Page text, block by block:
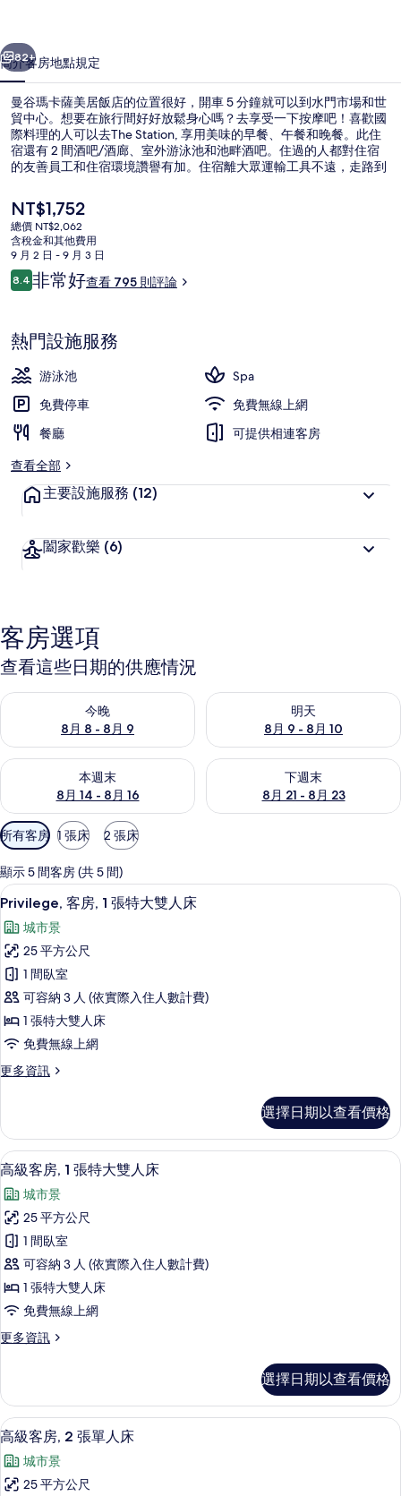
飯
店
的
相
片
集
個 下一個
82+
簡介客房地點規定
曼谷瑪卡薩美居飯店的位置很好，開車 5 分鐘就可以到水門市場和世
貿中心。想要在旅行間好好放鬆身心嗎？去享受一下按摩吧！喜歡國
際料理的人可以去The Station, 享用美味的早餐、午餐和晚餐。此住
宿還有 2 間酒吧/酒廊、室外游泳池和池畔酒吧。住過的人都對住宿
的友善員工和住宿環境讚譽有加。住宿離大眾運輸工具不遠，走路到
目
前
的
價
格
是
NT$1,752
總價 NT$2,062
含稅金和其他費用
9 月 2 日 - 9 月 3 日
評
論
8.48.4 分，滿分 10 分，
非常好查看 795 則評論
熱門設施服務
游泳池
Spa
免費停車
免費無線上網
餐廳
可提供相連客房
查看全部
主要設施服務 (12)
闔家歡樂 (6)
客房選項
查看這些日期的供應情況
今晚
8月 8 - 8月 9
查看今晚 (8月 8 - 8月 9) 的供應情況
明天
8月 9 - 8月 10
查看明天 (8月 9 - 8月 10) 的供
本週末
8月 14 - 8月 16
查看本週末 (8月 14 - 8月 16) 的供應情況
下週末
8月 21 - 8月 23
查看下週末 (8月 21 - 8月 23)
可
用
的
客
房
篩
選
條
件
所有客房 1 張床 2 張床
顯示 5 間客房 (共 5 間)
顯
示
Privilege,
客
房,
1
張
特
大
床
的
所
有
相
片
Privilege, 客房, 1 張特大雙人床 | 迷
8
Privilege, 客房, 1 張特大雙人床
城市景
25 平方公尺
1 間臥室
可容納 3 人 (依實際入住人數計費)
1 張特大雙人床
免費無線上網
更多資訊
更
房,
張
大
雙
人
床
的
詳
情
選擇日期以查看價格
顯
示
高
級
客
房,
1
張
特
雙
人
床
的
所
高級客房, 1 張特大雙人床 | 迷你吧、
9
高級客房, 1 張特大雙人床
城市景
25 平方公尺
1 間臥室
可容納 3 人 (依實際入住人數計費)
1 張特大雙人床
免費無線上網
更多資訊
更
客
房,
1
特
大
選擇日期以查看價格
顯
示
高
高級客房, 2 張單人床 | 迷你吧、客房
9
高級客房, 2 張單人床
城市景
25 平方公尺